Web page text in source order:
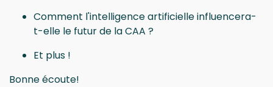
Comment l'intelligence artificielle influencera-
t-elle le futur de la CAA ?
Et plus !
Bonne écoute!